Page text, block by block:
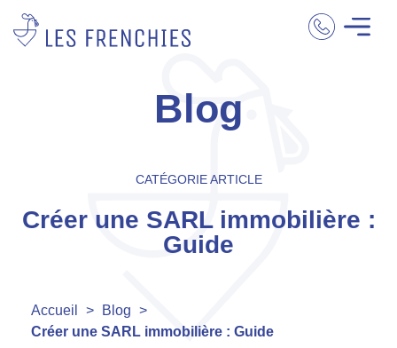
Blog
CATÉGORIE ARTICLE
Créer une SARL immobilière :
Guide
Accueil > Blog >
Créer une SARL immobilière : Guide